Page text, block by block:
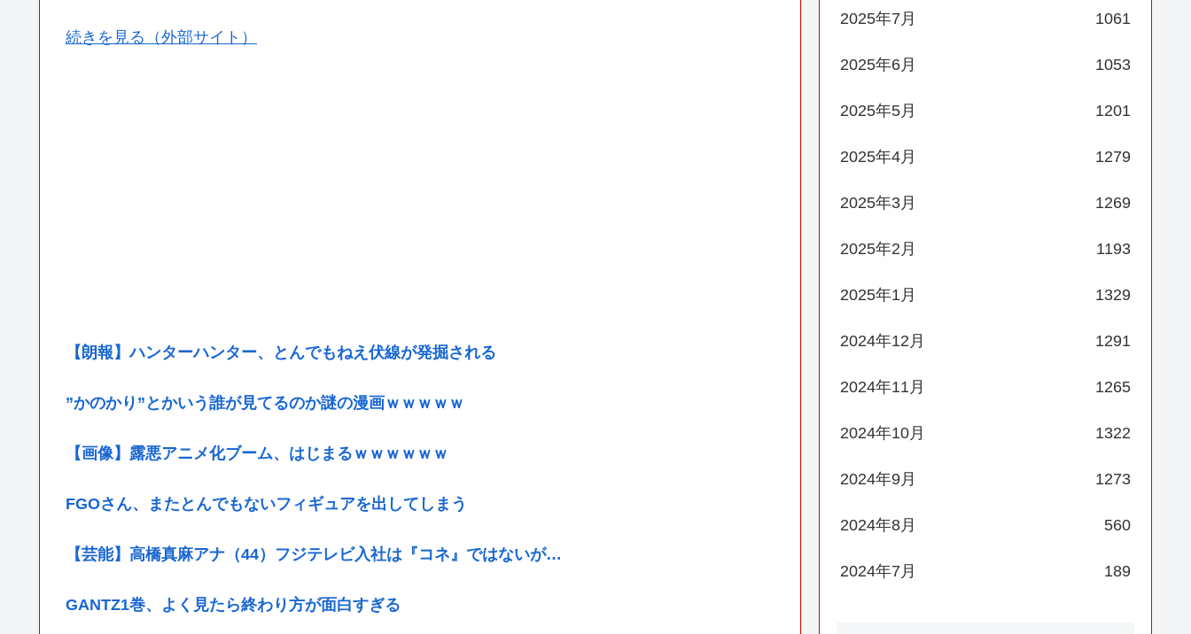
続きを見る（外部サイト）
【朗報】ハンターハンター、とんでもねえ伏線が発掘される
”かのかり”とかいう誰が見てるのか謎の漫画ｗｗｗｗｗ
【画像】露悪アニメ化ブーム、はじまるｗｗｗｗｗｗ
FGOさん、またとんでもないフィギュアを出してしまう
【芸能】高橋真麻アナ（44）フジテレビ入社は『コネ』ではないが…
GANTZ1巻、よく見たら終わり方が面白すぎる
2025年7月 1061
2025年6月 1053
2025年5月 1201
2025年4月 1279
2025年3月 1269
2025年2月 1193
2025年1月 1329
2024年12月 1291
2024年11月 1265
2024年10月 1322
2024年9月 1273
2024年8月 560
2024年7月 189